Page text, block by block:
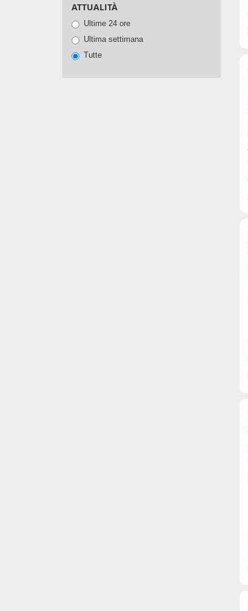
ATTUALITÀ
Ultime 24 ore
Ultima settimana
Tutte